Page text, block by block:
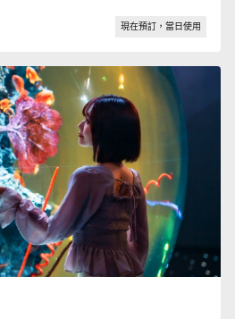
現在預訂，當日使用